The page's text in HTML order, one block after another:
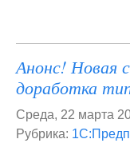
Анонс! Новая
доработка
Среда, 22 марта
Рубрика: